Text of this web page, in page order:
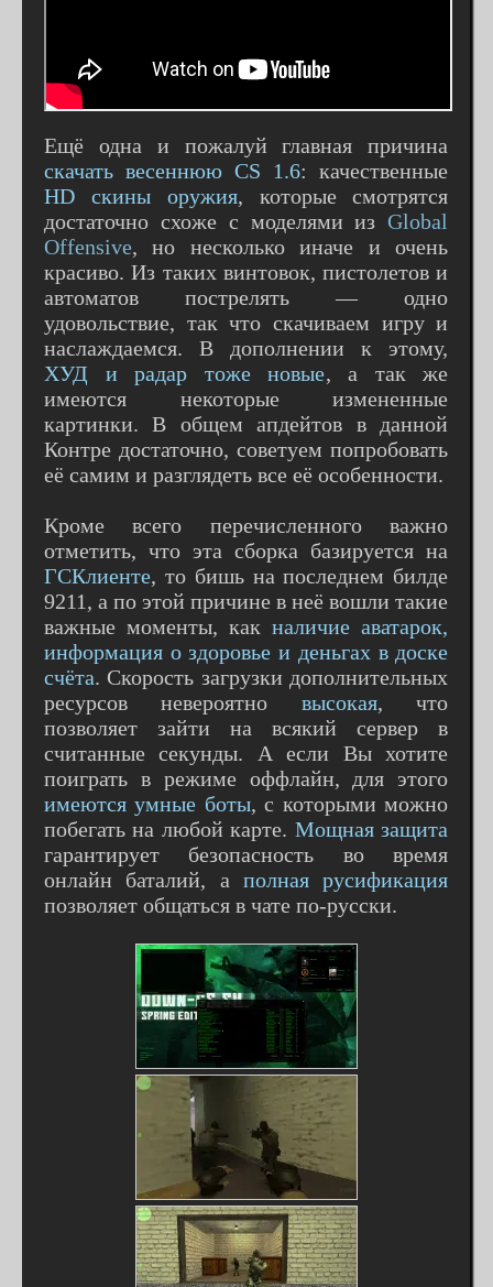
Ещё одна и пожалуй главная причина
скачать весеннюю CS 1.6: качественные
HD скины оружия, которые смотрятся
достаточно схоже с моделями изGlobal
Offensive, но несколько иначе и очень
красиво. Из таких винтовок, пистолетов и
автоматов пострелять — одно
удовольствие, так что скачиваем игру и
наслаждаемся. В дополнении к этому,
ХУД и радар тоже новые, а так же
имеются некоторые измененные
картинки. В общем апдейтов в данной
Контре достаточно, советуем попробовать
её самим и разглядеть все её особенности.
Кроме всего перечисленного важно
отметить, что эта сборка базируется на
ГСКлиенте, то бишь на последнем билде
9211, а по этой причине в неё вошли такие
важные моменты, какналичие аватарок,
информация о здоровье и деньгах в доске
счёта. Скорость загрузки дополнительных
ресурсов невероятно высокая, что
позволяет зайти на всякий сервер в
считанные секунды. А если Вы хотите
поиграть в режиме оффлайн, для этого
имеются умные боты, с которыми можно
побегать на любой карте. Мощная защита
гарантирует безопасность во время
онлайн баталий, аполная русификация
позволяет общаться в чате по-русски.